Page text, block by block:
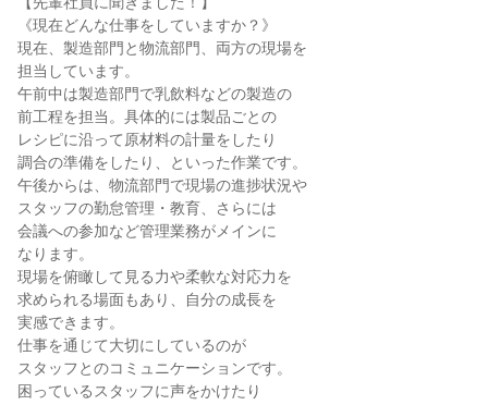
《現在どんな仕事をしていますか？》
現在、製造部門と物流部門、両方の現場を
担当しています。
午前中は製造部門で乳飲料などの製造の
前工程を担当。具体的には製品ごとの
レシピに沿って原材料の計量をしたり
調合の準備をしたり、といった作業です。
午後からは、物流部門で現場の進捗状況や
スタッフの勤怠管理・教育、さらには
会議への参加など管理業務がメインに
なります。
現場を俯瞰して見る力や柔軟な対応力を
求められる場面もあり、自分の成長を
実感できます。
仕事を通じて大切にしているのが
スタッフとのコミュニケーションです。
困っているスタッフに声をかけたり